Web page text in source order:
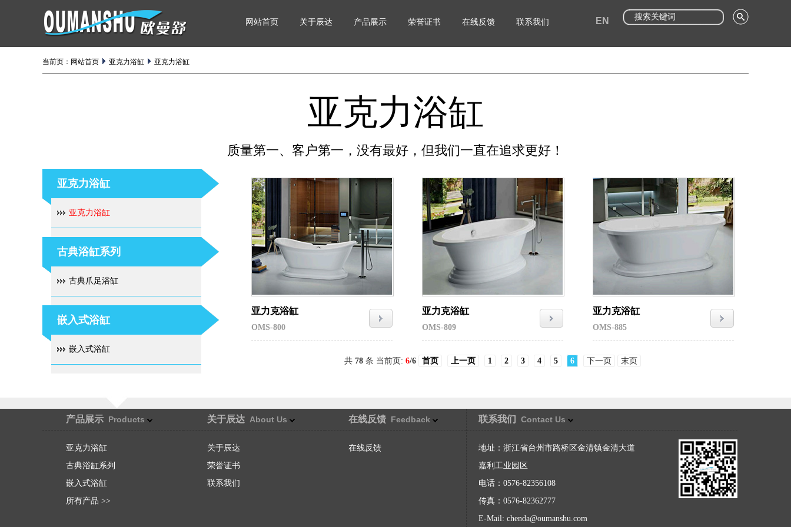
EN
网站首页 关于辰达 产品展示 荣誉证书 在线反馈 联系我们
当前页： 网站首页 亚克力浴缸 亚克力浴缸
亚克力浴缸
质量第一、客户第一，没有最好，但我们一直在追求更好！
亚克力浴缸
亚克力浴缸
古典浴缸系列
古典爪足浴缸
嵌入式浴缸
嵌入式浴缸
亚力克浴缸
OMS-800
亚力克浴缸
OMS-809
亚力克浴缸
OMS-885
共 78 条 当前页: 6/6 首页 上一页 1 2 3 4 5 6 下一页 末页
产品展示 Products
亚克力浴缸
古典浴缸系列
嵌入式浴缸
所有产品 >>
关于辰达 About Us
关于辰达
荣誉证书
联系我们
在线反馈 Feedback
在线反馈
联系我们 Contact Us
地址：浙江省台州市路桥区金清镇金清大道
嘉利工业园区
电话：0576-82356108
传真：0576-82362777
E-Mail: chenda@oumanshu.com